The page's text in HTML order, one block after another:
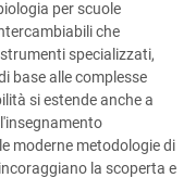
per scuole
che
specializzati,
base alle complesse
si estende anche a
moderne metodologie di
la scoperta e